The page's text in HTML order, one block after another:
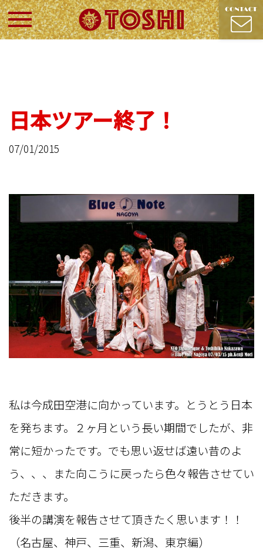
日本ツアー終了！
07/01/2015
私は今成田空港に向かっています。とうとう日本
を発ちます。２ヶ月という長い期間でしたが、非
常に短かったです。でも思い返せば遠い昔のよ
う、、、また向こうに戻ったら色々報告させてい
ただきます。
後半の講演を報告させて頂きたく思います！！
（名古屋、神戸、三重、新潟、東京編）